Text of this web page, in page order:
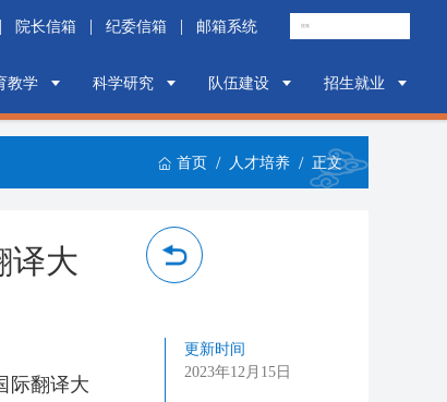
长信箱 | 纪委信箱 | 邮箱系统
教学 科学研究 队伍建设 招生就业
首页 / 人才培养 / 正文
译大
际翻译大
更新时间
2023年12月15日